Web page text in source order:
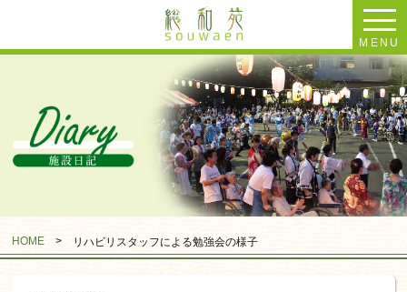
MENU
HOME > リハビリスタッフによる勉強会の様子